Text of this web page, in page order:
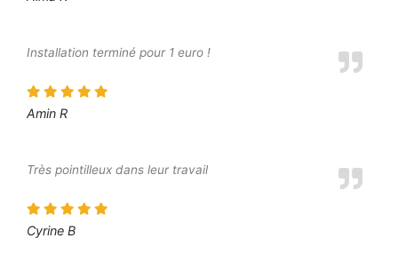
Installation terminé pour 1 euro !
Amin R
Très pointilleux dans leur travail
Cyrine B